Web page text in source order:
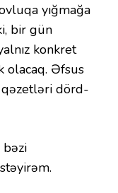
yığmağa
bir gün
konkret
olacaq. Əfsus
qəzetləri dörd-